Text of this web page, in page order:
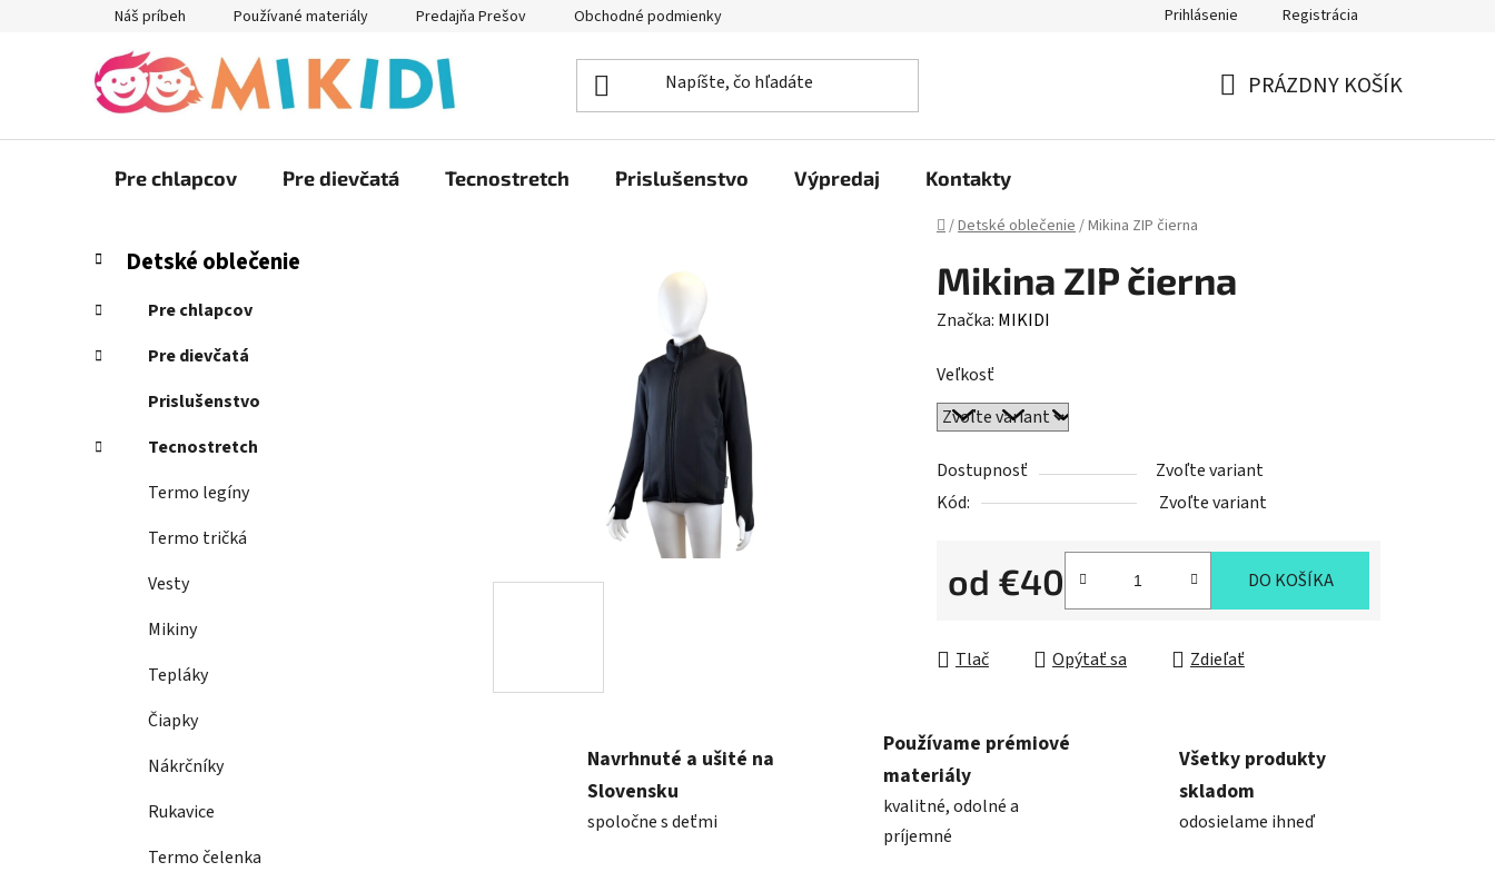
Náš príbeh Používané materiály Predajňa Prešov Obchodné podmienky Prihlásenie Registrácia
PRÁZDNY KOŠÍK
Pre chlapcov Pre dievčatá Tecnostretch Prislušenstvo Výpredaj Kontakty
Domov
/Detské oblečenie/Mikina ZIP čierna
B
č
ý
n
Preskočiť
kategórie
K
a
e
g
ó
e
Detské oblečenie
Pre chlapcov
Pre dievčatá
Prislušenstvo
Tecnostretch
Termo legíny
Termo tričká
Vesty
Mikiny
Tepláky
Čiapky
Nákrčníky
Rukavice
Termo čelenka
Mikina ZIP čierna
Značka: MIKIDI
Veľkosť
Dostupnosť
Zvoľte variant
Kód:
Zvoľte variant
od €40
Jednotková cena:
DO KOŠÍKA
Tlač Opýtať sa Zdieľať
Navrhnuté a ušité na
Slovensku
spoločne s deťmi
Používame prémiové
materiály
kvalitné, odolné a
príjemné
Všetky produkty
skladom
odosielame ihneď